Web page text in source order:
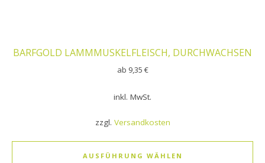
BARFGOLD LAMMMUSKELFLEISCH, DURCHWACHSEN
ab 9,35 €
inkl. MwSt.
zzgl. Versandkosten
AUSFÜHRUNG WÄHLEN